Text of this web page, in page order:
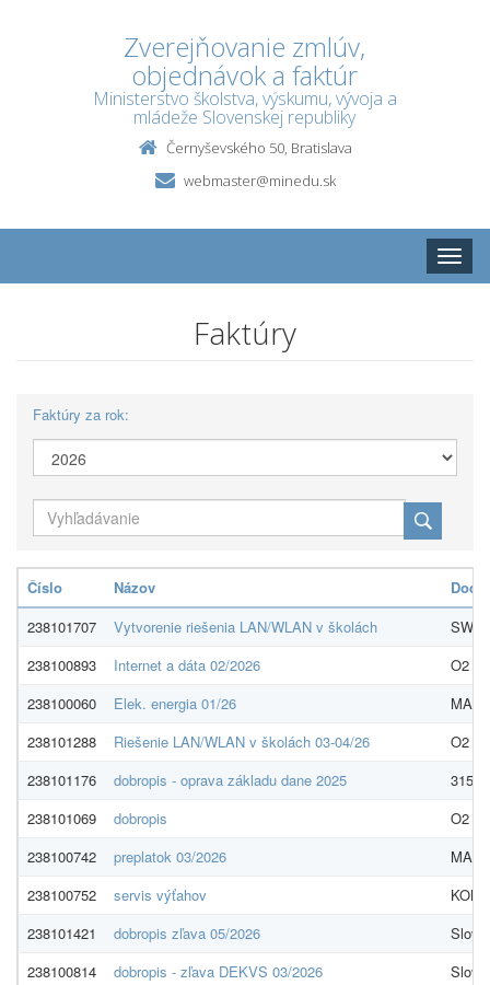
Zverejňovanie zmlúv,
objednávok a faktúr
Ministerstvo školstva, výskumu, vývoja a
mládeže Slovenskej republiky
Černyševského 50, Bratislava
webmaster@minedu.sk
Toggle
Faktúry
Faktúry za rok:
Číslo Názov
238101707
Vytvorenie riešenia LAN/WLAN v školách
238100893
Internet a dáta 02/2026
O2
238100060
Elek. energia 01/26
238101288
Riešenie LAN/WLAN v školách 03-04/26
O2
238101176
dobropis - oprava základu dane 2025
3152
238101069
dobropis
O2
238100742
preplatok 03/2026
238100752
servis výťahov
238101421
dobropis zľava 05/2026
238100814
dobropis - zľava DEKVS 03/2026